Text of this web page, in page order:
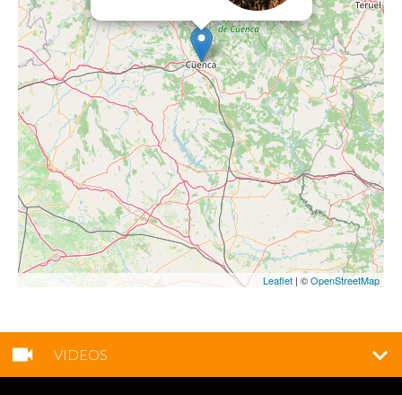
Leaflet | ©OpenStreetMap
VIDEOS